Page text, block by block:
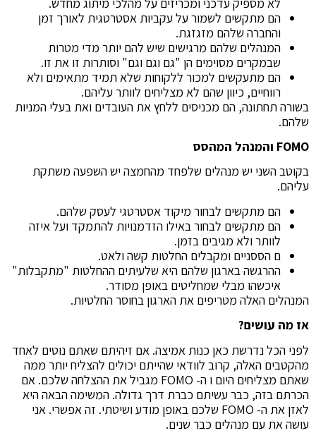
הם מתקשים לשמור על עקביות אסטרטגית לאורך זמן
והחברה שלהם מזגזגת.
המנהלים שלהם מרגישים שיש להם יותר מדי מטרות
שבמקרים מסוימים הן "גם וגם וגם" וסותרות זו את זו.
הם מתעקשים למכור ללקוחות שלא תמיד מתאימים ולא
רווחיים, כיוון שהם לא מצליחים לוותר עליהם.
בשורה תחתונה, הם מכניסים ללחץ את העובדים ואת בעלי המניות
שלהם.
FOMO והמנהל המהסס
בקוטב השני יש מנהלים שלפחד מהחמצה יש השפעה משתקת
עליהם.
הם מתקשים לבחור מיקוד אסטרטגי לעסק שלהם.
הם מתקשים לבחור באילו הזדמנויות להתמקד ועל איזה
לוותר ולא מגיבים בזמן.
ם הססניים ומקבלים החלטות קשה ולאט.
ההרגשה בארגון שלהם היא שלעיתים ההחלטות "מתקבלות"
איכשהו מבלי שמחליטים באופן מסודר.
המנהלים האלה מטריפים את הארגון בחוסר החלטיות.
אז מה עושים?
לפני הכל נדרשת כאן כנות אמיצה. אם זיהיתם שאתם נוטים לאחד
מהקטבים האלה, קרוב לוודאי שהייתם יכולים להצליח יותר ממה
שאתם מצליחים היום ו ה- FOMO מגביל את ההצלחה שלכם. אם
הכרתם בזה, כבר עשיתם כברת דרך גדולה. המשימה הבאה היא
לאזן את ה- FOMO שלכם באופן מודע ושיטתי. זה אפשרי. אני
עושה את עם מנהלים כבר שנים.